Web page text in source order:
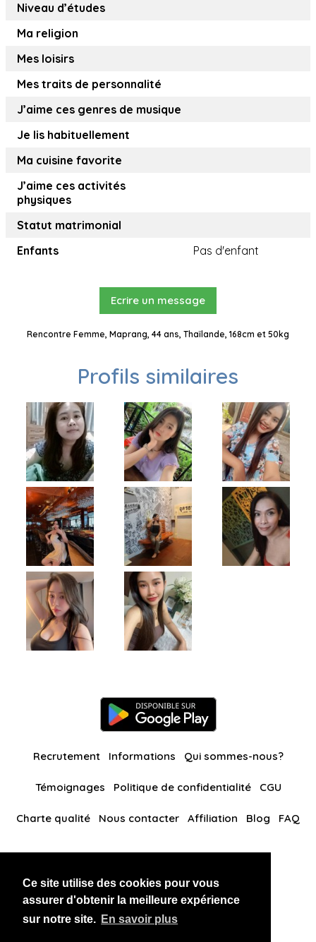
Ce site utilise des cookies pour vous
assurer d'obtenir la meilleure expérience
sur notre site. En savoir plus
Niveau d’études
Ma religion
Mes loisirs
Mes traits de personnalité
J’aime ces genres de musique
Je lis habituellement
Ma cuisine favorite
J’aime ces activités
physiques
Statut matrimonial
Enfants
Pas d'enfant
Ecrire un message
Rencontre Femme, Maprang, 44 ans, Thaïlande, 168cm et 50kg
Profils similaires
Recrutement Informations Qui sommes-nous?
Témoignages Politique de confidentialité CGU
Charte qualité Nous contacter Affiliation Blog FAQ
BlackAndBeauties RussianKisses